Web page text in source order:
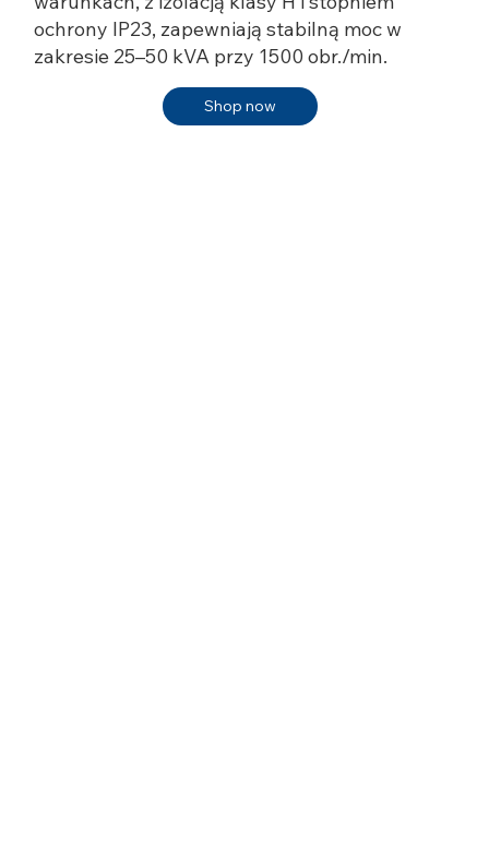
ochrony IP23, zapewniają stabilną moc w
zakresie 25–50 kVA przy 1500 obr./min.
Shop now